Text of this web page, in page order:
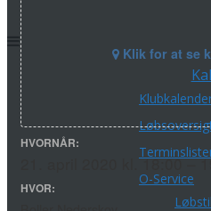
O-Service
Klik for at se
HVORNÅR:
21. april 2020 kl. 18:00 –
HVOR: